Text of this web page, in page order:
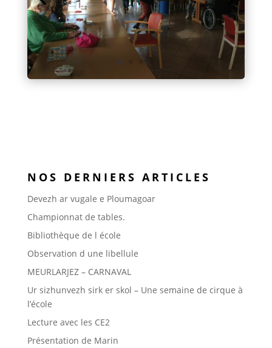
NOS DERNIERS ARTICLES
Devezh ar vugale e Ploumagoar
Championnat de tables.
Bibliothèque de l école
Observation d une libellule
MEURLARJEZ – CARNAVAL
Ur sizhunvezh sirk er skol – Une semaine de cirque à
l’école
Lecture avec les CE2
Présentation de Marin